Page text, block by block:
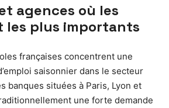
agences où les
les plus importants
françaises concentrent une
saisonnier dans le secteur
banques situées à Paris, Lyon et
une forte demande